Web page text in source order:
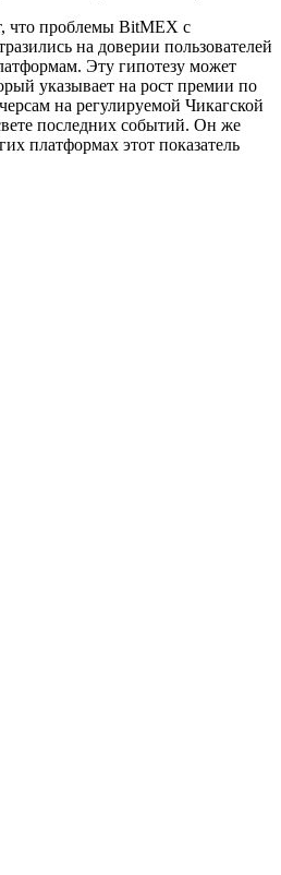
что проблемы BitMEX с
на доверии пользователей
Эту гипотезу может
указывает на рост премии по
на регулируемой Чикагской
последних событий. Он же
платформах этот показатель